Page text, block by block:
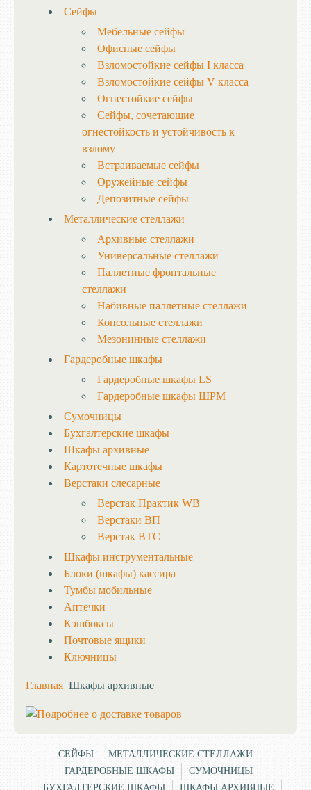
Сейфы
Мебельные сейфы
Офисные сейфы
Взломостойкие сейфы I класса
Взломостойкие сейфы V класса
Огнестойкие сейфы
Сейфы, сочетающие
огнестойкость и устойчивость к
взлому
Встраиваемые сейфы
Оружейные сейфы
Депозитные сейфы
Металлические стеллажи
Архивные стеллажи
Универсальные стеллажи
Паллетные фронтальные
стеллажи
Набивные паллетные стеллажи
Консольные стеллажи
Мезонинные стеллажи
Гардеробные шкафы
Гардеробные шкафы LS
Гардеробные шкафы ШРМ
Сумочницы
Бухгалтерские шкафы
Шкафы архивные
Картотечные шкафы
Верстаки слесарные
Верстак Практик WB
Верстаки ВП
Верстак ВТС
Шкафы инструментальные
Блоки (шкафы) кассира
Тумбы мобильные
Аптечки
Кэшбоксы
Почтовые ящики
Ключницы
Главная Шкафы архивные
СЕЙФЫ
МЕТАЛЛИЧЕСКИЕ СТЕЛЛАЖИ
ГАРДЕРОБНЫЕ ШКАФЫ
СУМОЧНИЦЫ
БУХГАЛТЕРСКИЕ ШКАФЫ
ШКАФЫ АРХИВНЫЕ